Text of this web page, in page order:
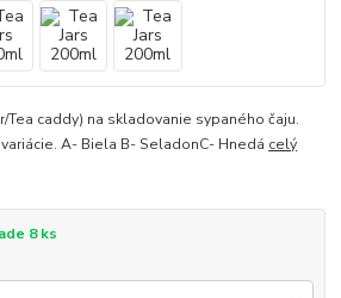
Tea caddy) na skladovanie sypaného čaju.
A- Biela B- SeladonC- Hnedá celý
8 ks